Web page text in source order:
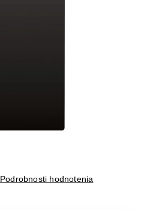
Podrobnosti hodnotenia